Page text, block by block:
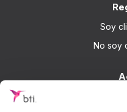
Soy
No soy